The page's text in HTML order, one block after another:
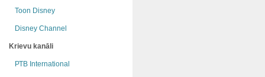
Toon Disney
Disney Channel
Krievu kanāli
РТB International